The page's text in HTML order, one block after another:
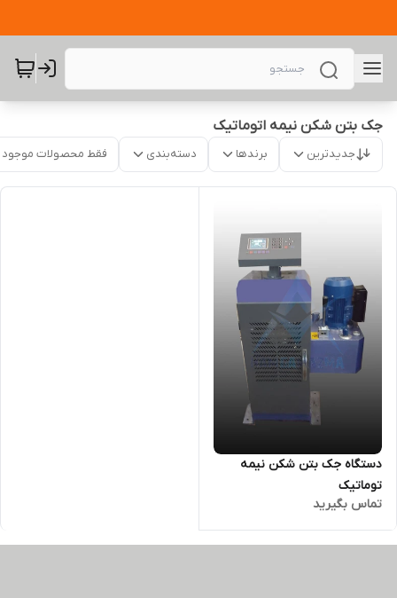
جک بتن شکن نیمه اتوماتیک
جدیدترین برندها دسته‌بندی فقط محصولات موجود
دستگاه جک بتن شکن نیمه
توماتیک
تماس بگیرید